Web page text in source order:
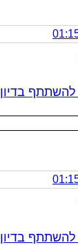
בדיון
בדיון